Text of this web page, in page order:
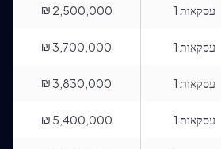
עסקאות 1
₪ 2,500,000
עסקאות 1
₪3,700,000
עסקאות 1
₪3,830,000
עסקאות 1
₪ 5,400,000